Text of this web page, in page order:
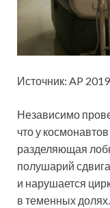
Источник: AP 2019
Независимо
что у
разделяющая
полушарий
и нарушается
в теменных